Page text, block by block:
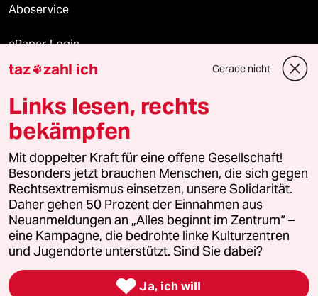
Aboservice
ePaper Login
Downloads für Abonnierende
© 2026 taz Verlags und Vertriebs GmbH
Alle Rechte vorbehalten. Bei rechtlichen Fragen oder für Genehmigungen
wenden Sie sich bitte an lizenzen@taz.de
Feedback Redaktionsstatut Kommune-Richtlinien
Leitlinie Informant Datenschutz Impressum AGB
Seitenwende Einwilligungen widerrufen (Ads)
taz zahl ich Gerade nicht
Links lesen, rechts
bekämpfen
Mit doppelter Kraft für eine offene Gesellschaft!
Besonders jetzt brauchen Menschen, die sich gegen
Rechtsextremismus einsetzen, unsere Solidarität.
Daher gehen 50 Prozent der Einnahmen aus
Neuanmeldungen an „Alles beginnt im Zentrum“ –
eine Kampagne, die bedrohte linke Kulturzentren
und Jugendorte unterstützt. Sind Sie dabei?
 Ja, ich will